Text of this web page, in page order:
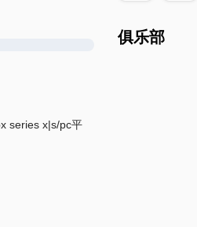
series x|s/pc平
俱乐部